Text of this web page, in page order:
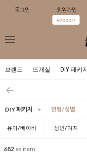
로그인 회원가입
+2000 P
브랜드 뜨개실 DIY 패키지
DIY 패키지 > 연령/성별
유아/베이비 성인/여자
682 ea item